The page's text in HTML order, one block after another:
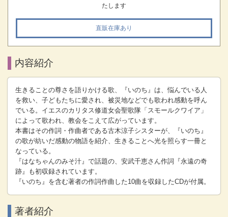
たします
直販在庫あり
内容紹介
生きることの尊さを語りかける歌、『いのち』は、悩んでいる人
を救い、子どもたちに愛され、被災地などでも歌われ感動を呼ん
でいる。イエスのカリタス修道女会聖歌隊「スモールクワイア」
によって歌われ、教会をこえて広がっています。
本書はその作詞・作曲者である古木涼子シスターが、『いのち』
の歌が紡いだ感動の物語を紹介、生きることへ光を照らす一冊と
なっている。
『はなちゃんのみそ汁』で話題の、安武千恵さん作詞『永遠の奇
跡』も初収録されています。
『いのち』を含む著者の作詞作曲した10曲を収録したCDが付属。
著者紹介